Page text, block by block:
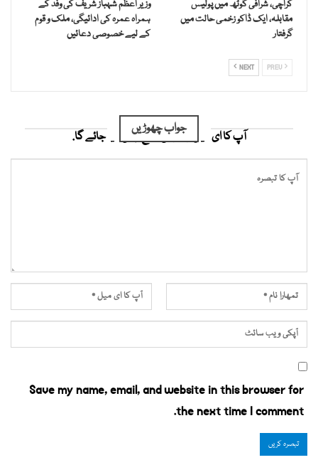
کراچی، شرافی گوٹھ میں پولیس
مقابلہ، ایک ڈاکو زخمی حالت میں
گرفتار
وزیر اعظم شہباز شریف کی وفد کے
ہمراہ عمرہ کی ادائیگی، ملک و قوم
کے لیے خصوصی دعائیں
NEXT
جواب چھوڑیں
آپ کا ای میل ایڈریس شائع نہیں کیا جائے گا.
Save my name, email, and website in this browser for
the next time I comment.